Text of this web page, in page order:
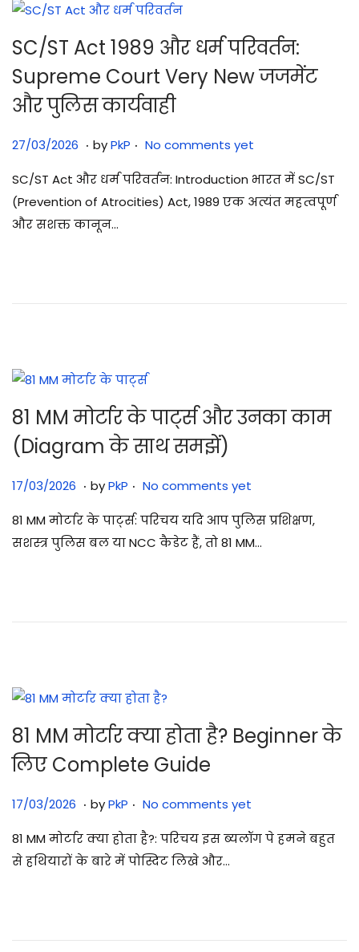
SC/ST Act 1989 और धर्म परिवर्तन:
Supreme Court Very New जजमेंट
और पुलिस कार्यवाही
Posted on
27/03/2026 2
/
0
3
. byPkP . No comments yet
SC/ST Act और धर्म परिवर्तन: Introduction भारत में SC/ST
(Prevention of Atrocities) Act, 1989 एक अत्यंत महत्वपूर्ण
और सशक्त कानून…
81 MM मोर्टार के पार्ट्स और उनका काम
(Diagram के साथ समझें)
Posted on
17/03/2026
/
0
. byPkP . No comments yet
81 MM मोर्टार के पार्ट्स: परिचय यदि आप पुलिस प्रशिक्षण,
सशस्त्र पुलिस बल या NCC कैडेट हैं, तो 81 MM…
81 MM मोर्टार क्या होता है? Beginner के
लिए Complete Guide
Posted on
17/03/2026
/
0
. byPkP . No comments yet
81 MM मोर्टार क्या होता है?: परिचय इस ब्यलॉग पे हमने बहुत
से हथियारों के बारे में पोस्दिट लिखे और…